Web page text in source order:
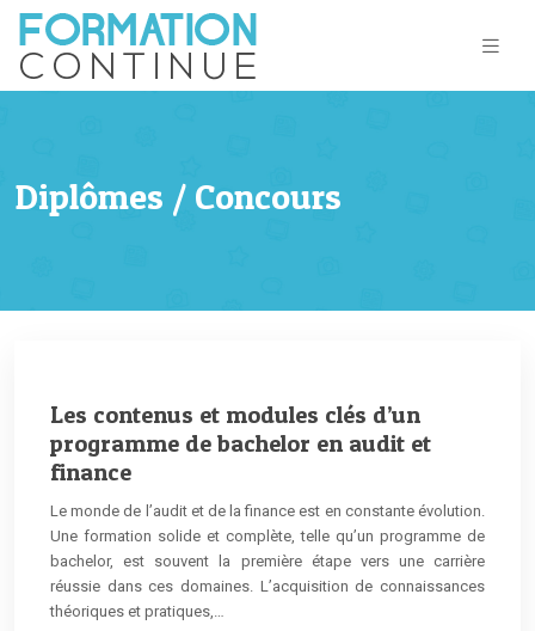
Diplômes / Concours
Les contenus et modules clés d’un
programme de bachelor en audit et
finance
Le monde de l’audit et de la finance est en constante évolution.
Une formation solide et complète, telle qu’un programme de
bachelor, est souvent la première étape vers une carrière
réussie dans ces domaines. L’acquisition de connaissances
théoriques et pratiques,…